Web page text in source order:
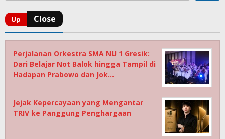
Perjalanan Orkestra SMA NU 1 Gresik:
Dari Belajar Not Balok hingga Tampil di
Hadapan Prabowo dan Jok…
Jejak Kepercayaan yang Mengantar
TRIV ke Panggung Penghargaan